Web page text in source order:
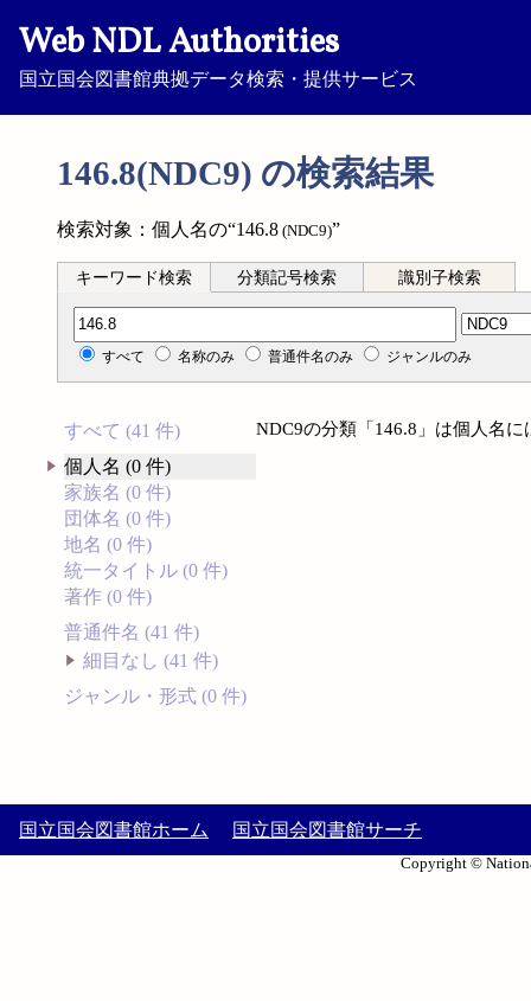
Web NDL Authorities
国立国会図書館典拠データ検索・提供サービス
146.8(NDC9) の検索結果
検索対象：個人名の“146.8 (NDC9)”
キーワード検索 分類記号検索 識別子検索
分類記号検索
すべて 名称のみ 普通件名のみ ジャンルのみ
すべて (41 件)
個人名 (0 件)
家族名 (0 件)
団体名 (0 件)
地名 (0 件)
統一タイトル (0 件)
著作 (0 件)
普通件名 (41 件)
細目なし (41 件)
ジャンル・形式 (0 件)
NDC9の分類「146.8」は個人名
国立国会図書館ホーム 国立国会図書館サーチ
Copyright ©